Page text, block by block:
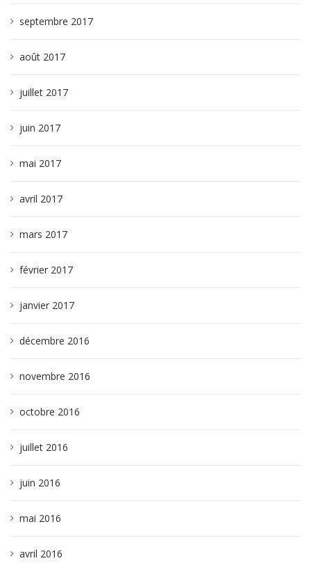
septembre 2017
août 2017
juillet 2017
juin 2017
mai 2017
avril 2017
mars 2017
février 2017
janvier 2017
décembre 2016
novembre 2016
octobre 2016
juillet 2016
juin 2016
mai 2016
avril 2016